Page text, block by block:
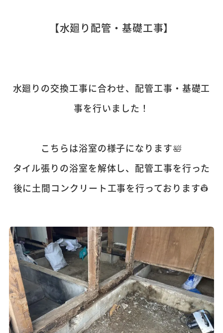
【水廻り配管・基礎工事】
水廻りの交換工事に合わせ、配管工事・基礎工
事を行いました！
こちらは浴室の様子になります🛀
タイル張りの浴室を解体し、配管工事を行った
後に土間コンクリート工事を行っております👷